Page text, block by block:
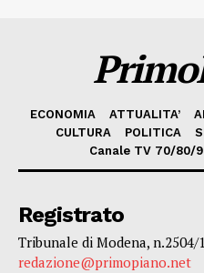
ECONOMIA ATTUALITA’
CULTURA
POLITICA
Canale TV 70/80/
Registrato
Tribunale di Modena, n.2504/
redazione@primopiano.net